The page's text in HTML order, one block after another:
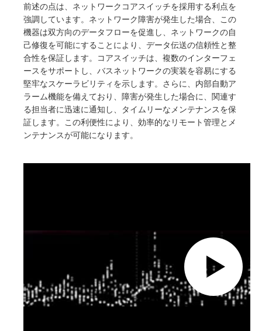
前述の点は、ネットワークコアスイッチを採用する利点を
強調しています。ネットワーク障害が発生した場合、この
機器は双方向のデータフローを促進し、ネットワークの自
己修復を可能にすることにより、データ伝送の信頼性と整
合性を保証します。コアスイッチは、複数のインターフェ
ースをサポートし、バスネットワークの実装を容易にする
堅牢なスケーラビリティを示します。さらに、内部自動ア
ラーム機能を備えており、障害が発生した場合に、関連す
る担当者に迅速に通知し、タイムリーなメンテナンスを保
証します。この利便性により、効率的なリモート管理とメ
ンテナンスが可能になります。